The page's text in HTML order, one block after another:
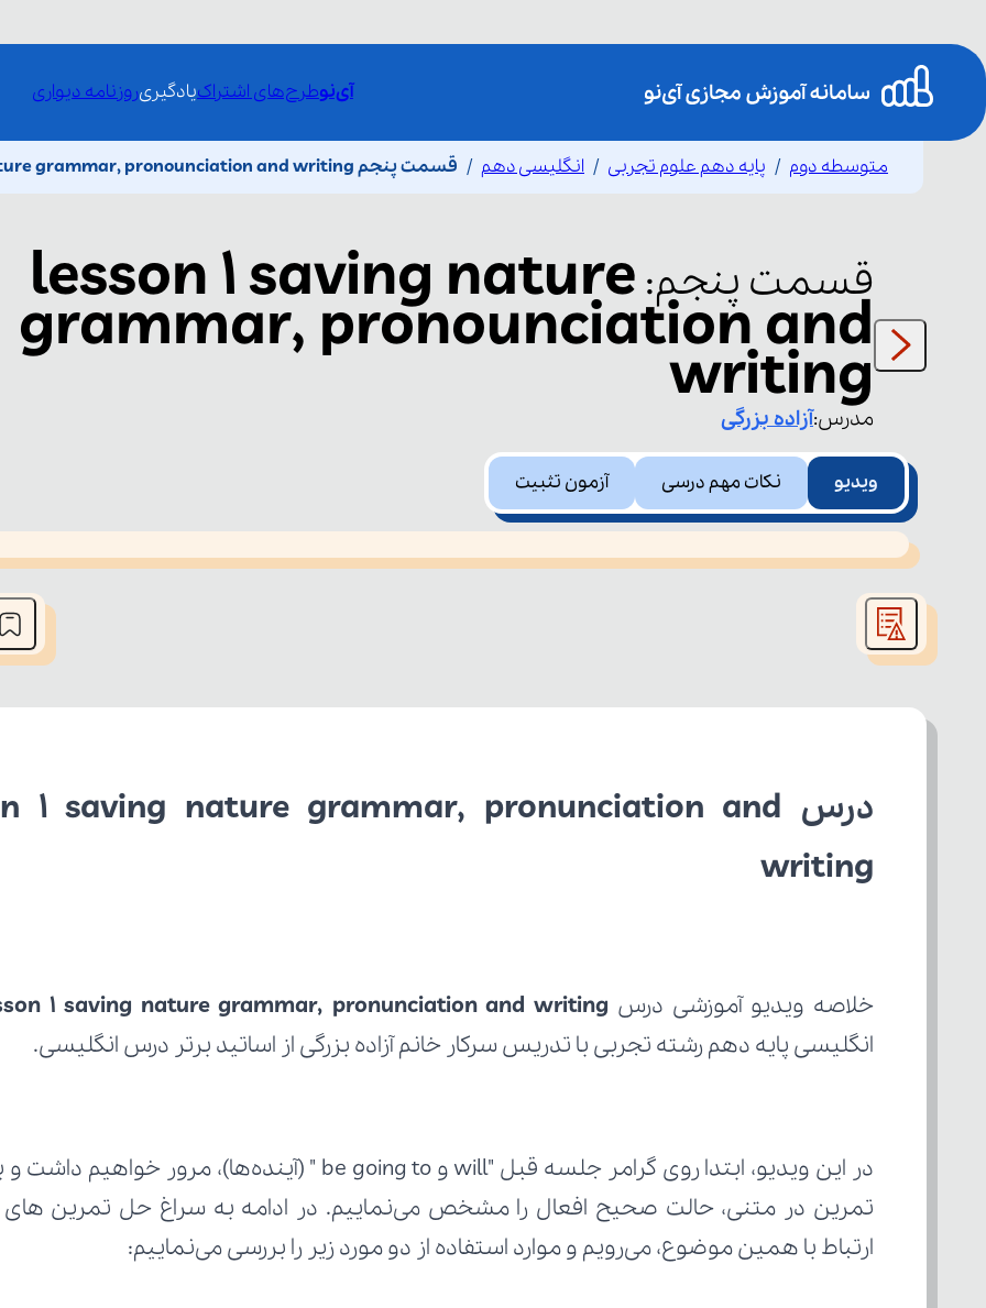
آی‌نوطرح‌های اشتراکیادگیریروزنامه دیواری
متوسطه دوم پایه دهم علوم تجربی انگلیسی دهم قسمت پنجم lesson 1 saving nature grammar, pronounciation and writing
قسمت پنجم:
lesson 1 saving nature
grammar, pronounciation and
writing
مدرس:آزادهبزرگی
ویدیو نکات مهم درسی آزمون تثبیت
This
is
window.
writing
خلاصه ویدیو آموزشی درس 1 saving nature grammar, pronunciation and writing
انگلیسی پایه دهم رشته تجربی با تدریس سرکار خانم آزاده بزرگی از اساتید برتر درس انگلیسی.
ارتباط با همین موضوع، می‌رویم و موارد استفاده از دو مورد زیر را بررسی می‌نماییم: